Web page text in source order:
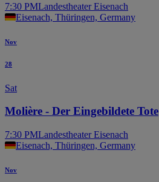
7:30 PMLandestheater Eisenach
Eisenach, Thüringen, Germany
Nov
28
Sat
Molière - Der Eingebildete Tote
7:30 PMLandestheater Eisenach
Eisenach, Thüringen, Germany
Nov